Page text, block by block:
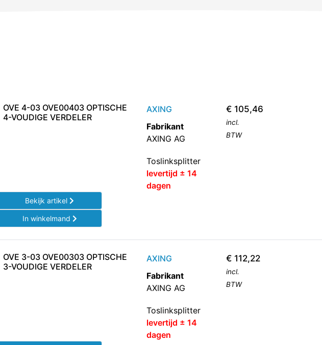
OVE 4-03 OVE00403 OPTISCHE
4-VOUDIGE VERDELER
AXING
Fabrikant
AXING AG
Toslinksplitter
levertijd ± 14
dagen
€ 105,46
incl.
BTW
Bekijk artikel
In winkelmand
OVE 3-03 OVE00303 OPTISCHE
3-VOUDIGE VERDELER
AXING
Fabrikant
AXING AG
Toslinksplitter
levertijd ± 14
dagen
€ 112,22
incl.
BTW